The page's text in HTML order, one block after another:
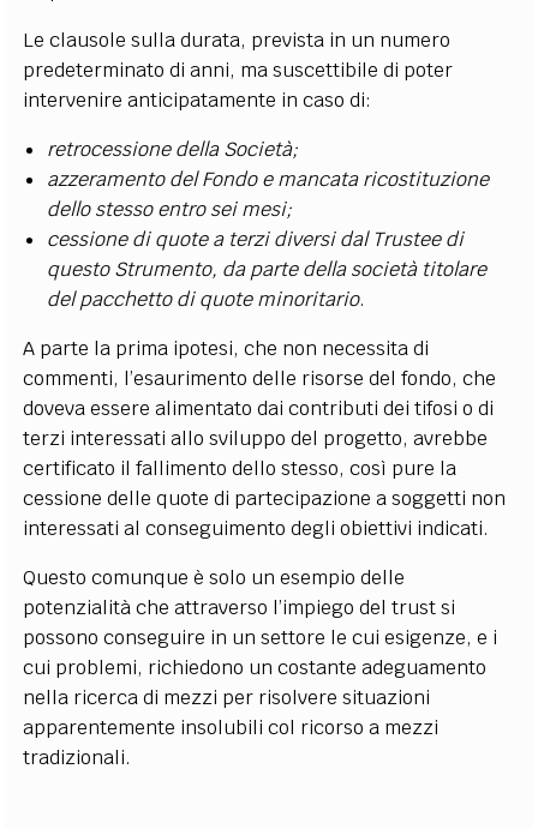
Le clausole sulla durata, prevista in un numero
predeterminato di anni, ma suscettibile di poter
intervenire anticipatamente in caso di:
retrocessione della Società;
azzeramento del Fondo e mancata ricostituzione
dello stesso entro sei mesi;
cessione di quote a terzi diversi dal Trustee di
questo Strumento, da parte della società titolare
del pacchetto di quote minoritario.
A parte la prima ipotesi, che non necessita di
commenti, l’esaurimento delle risorse del fondo, che
doveva essere alimentato dai contributi dei tifosi o di
terzi interessati allo sviluppo del progetto, avrebbe
certificato il fallimento dello stesso, così pure la
cessione delle quote di partecipazione a soggetti non
interessati al conseguimento degli obiettivi indicati.
Questo comunque è solo un esempio delle
potenzialità che attraverso l’impiego del trust si
possono conseguire in un settore le cui esigenze, e i
cui problemi, richiedono un costante adeguamento
nella ricerca di mezzi per risolvere situazioni
apparentemente insolubili col ricorso a mezzi
tradizionali.